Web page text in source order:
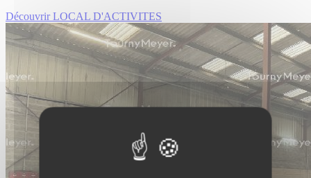
Découvrir LOCAL D'ACTIVITES